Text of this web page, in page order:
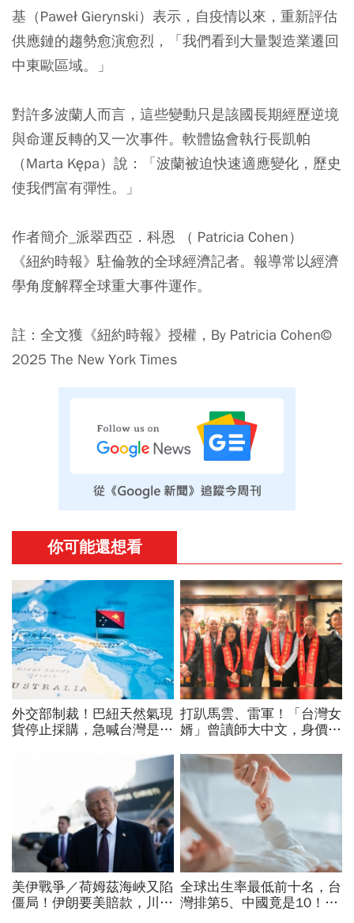
基（Paweł Gierynski）表示，自疫情以來，重新評估
供應鏈的趨勢愈演愈烈，「我們看到大量製造業遷回
中東歐區域。」
對許多波蘭人而言，這些變動只是該國長期經歷逆境
與命運反轉的又一次事件。軟體協會執行長凱帕
（Marta Kępa）說：「波蘭被迫快速適應變化，歷史
使我們富有彈性。」
作者簡介_派翠西亞．科恩 （ Patricia Cohen）
《紐約時報》駐倫敦的全球經濟記者。報導常以經濟
學角度解釋全球重大事件運作。
註：全文獲《紐約時報》授權，By Patricia Cohen©
2025 The New York Times